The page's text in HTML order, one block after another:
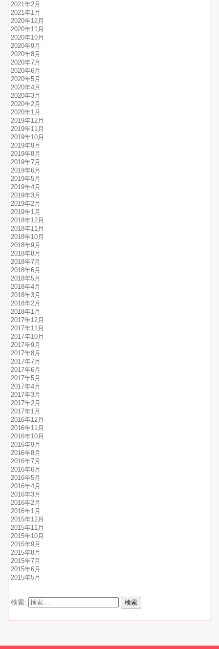
2021年2月
2021年1月
2020年12月
2020年11月
2020年10月
2020年9月
2020年8月
2020年7月
2020年6月
2020年5月
2020年4月
2020年3月
2020年2月
2020年1月
2019年12月
2019年11月
2019年10月
2019年9月
2019年8月
2019年7月
2019年6月
2019年5月
2019年4月
2019年3月
2019年2月
2019年1月
2018年12月
2018年11月
2018年10月
2018年9月
2018年8月
2018年7月
2018年6月
2018年5月
2018年4月
2018年3月
2018年2月
2018年1月
2017年12月
2017年11月
2017年10月
2017年9月
2017年8月
2017年7月
2017年6月
2017年5月
2017年4月
2017年3月
2017年2月
2017年1月
2016年12月
2016年11月
2016年10月
2016年9月
2016年8月
2016年7月
2016年6月
2016年5月
2016年4月
2016年3月
2016年2月
2016年1月
2015年12月
2015年11月
2015年10月
2015年9月
2015年8月
2015年7月
2015年6月
2015年5月
検索: